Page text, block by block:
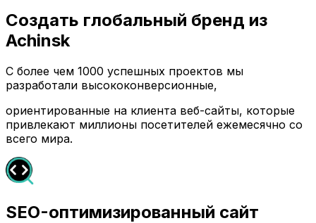
Создать глобальный бренд из
Achinsk
С более чем 1000 успешных проектов мы
разработали высококонверсионные,
ориентированные на клиента веб-сайты, которые
привлекают миллионы посетителей ежемесячно со
всего мира.
SEO-оптимизированный сайт